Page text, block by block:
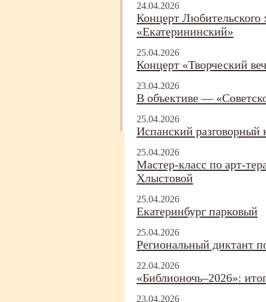
24.04.2026
Концерт Любительского
«Екатерининский»
25.04.2026
Концерт «Творческий
23.04.2026
В объективе —
25.04.2026
Испанский разговорный
25.04.2026
Мастер-класс по арт-
Хлыстовой
25.04.2026
Екатеринбург парковый
25.04.2026
Региональный диктант
22.04.2026
«Библионочь–2026»:
23.04.2026